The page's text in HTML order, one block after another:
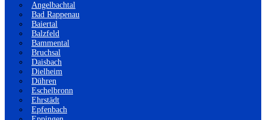
Angelbachtal
Bad Rappenau
Baiertal
Balzfeld
Bammental
Bruchsal
Daisbach
Dielheim
Dühren
Eschelbronn
Ehrstädt
Epfenbach